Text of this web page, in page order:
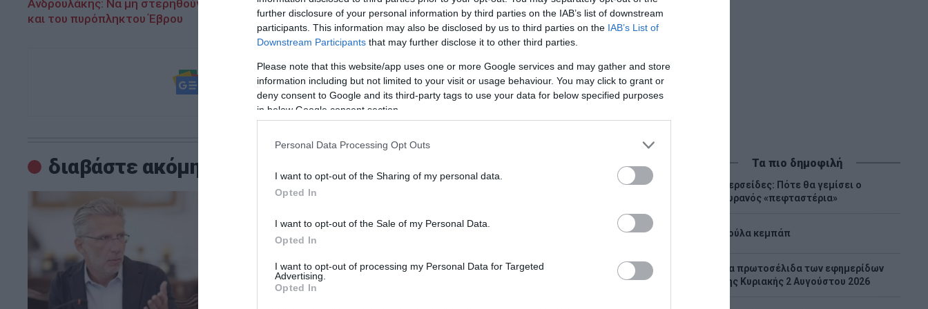
further disclosure of your personal information by third parties on the IAB’s list of downstream
participants. This information may also be disclosed by us to third parties on the IAB’s List of
Downstream Participants that may further disclose it to other third parties.
Please note that this website/app uses one or more Google services and may gather and store
information including but not limited to your visit or usage behaviour. You may click to grant or
deny consent to Google and its third-party tags to use your data for below specified purposes
in below Google consent section.
Personal Data Processing Opt Outs
I want to opt-out of the Sharing of my personal data.
Opted In
I want to opt-out of the Sale of my Personal Data.
Opted In
I want to opt-out of processing my Personal Data for Targeted
Advertising.
Opted In
Ανδρουλάκης: Να μη στερηθούν τις ευκαιρίες που αξίζουν οι μαθητές στις δοκιμαζόμενες περιοχές της Θεσσαλίας
και του πυρόπληκτου Έβρου
Ακολουθήστε το Lykavitos.gr στο Google News
και μάθετε πρώτοι όλες τις ειδήσεις
διαβάστε ακόμη Τα πιο δημοφιλή
Περσείδες: Πότε θα γεμίσει ο
ουρανός «πεφταστέρια»
Λούλα κεμπάπ
Tα πρωτοσέλιδα των εφημερίδων
της Κυριακής 2 Αυγούστου 2026